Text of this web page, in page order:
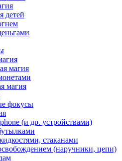
детей
магия
магия
фокусы
(и др. устройствами)
стаканами
(наручники, цепи)